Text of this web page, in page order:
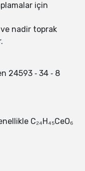
için
ve nadir toprak
24593 ‑ 34 ‑ 8
C₂₄H₄₅CeO₆